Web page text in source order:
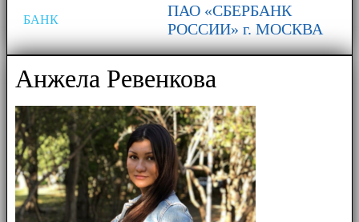
БАНК
ПАО «СБЕРБАНК
РОССИИ» г. МОСКВА
Анжела Ревенкова